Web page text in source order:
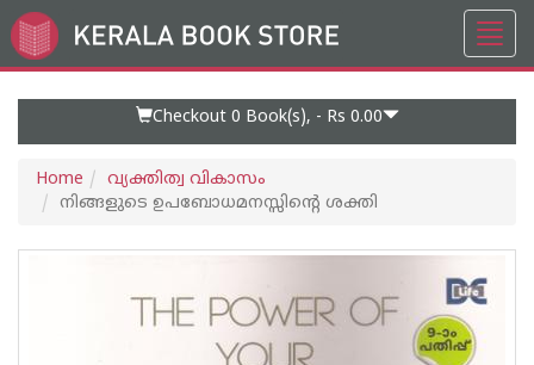
Go
to
Checkout 0 Book(s), - Rs 0.00
Home
വ്യക്തിത്വ വികാസം
നിങ്ങളുടെ ഉപബോധമനസ്സിന്റെ ശക്തി